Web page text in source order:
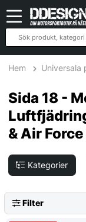
Hem Universala
Sida 18 -
& Air
Kategorier
Filter